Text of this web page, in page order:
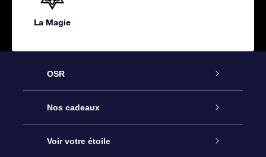
La Magie
OSR
Service
À propos de l’OSR
Nos cadeaux
Cadeau d’étoile en ligne
Voir votre étoile